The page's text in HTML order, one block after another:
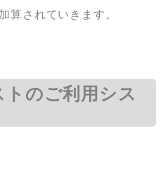
算されていきます。
のご利用シス